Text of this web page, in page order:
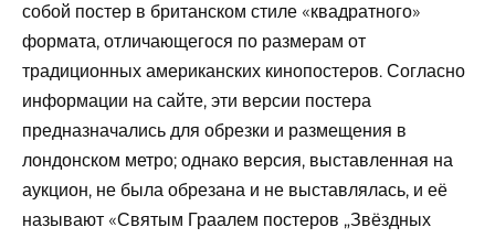
собой постер в британском стиле «квадратного»
формата, отличающегося по размерам от
традиционных американских кинопостеров. Согласно
информации на сайте, эти версии постера
предназначались для обрезки и размещения в
лондонском метро; однако версия, выставленная на
аукцион, не была обрезана и не выставлялась, и её
называют «Святым Граалем постеров „Звёздных